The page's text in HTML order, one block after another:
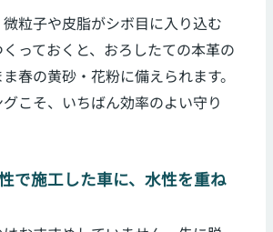
粒子や皮脂がシボ目に入り込む
っておくと、おろしたての本革の
春の黄砂・花粉に備えられます。
こそ、いちばん効率のよい守り
で施工した車に、水性を重ね